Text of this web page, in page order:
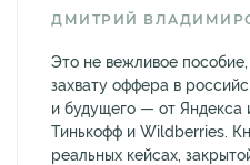
ДМИТРИЙ
Это не вежливое
захвату оффера в
и будущего — от Яндекса
Тинькофф и Wildberries.
реальных кейсах,